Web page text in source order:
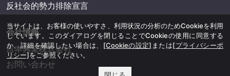
反社会的勢力排除宣言
会社情報
吉本興業株式会社
お問い合わせ
当サイトは、お客様の使いやすさ、利用状況の分析のためCookieを利用
しています。このダイアログを閉じることでCookieの使用に同意する
か、詳細を確認したい場合は、 [Cookieの設定] または[プライバシーポ
リシー]をご参照ください。